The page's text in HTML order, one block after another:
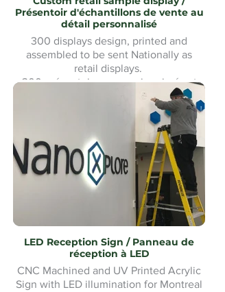
Présentoir d'échantillons de vente au
détail personnalisé
300 displays design, printed and
assembled to be sent Nationally as
retail displays.
300 présentoirs conçus, imprimés et
assemblés pour être expédiés à
l'échelle nationale comme présentoirs
de vente au détail.
LED Reception Sign / Panneau de
réception à LED
CNC Machined and UV Printed Acrylic
Sign with LED illumination for Montreal